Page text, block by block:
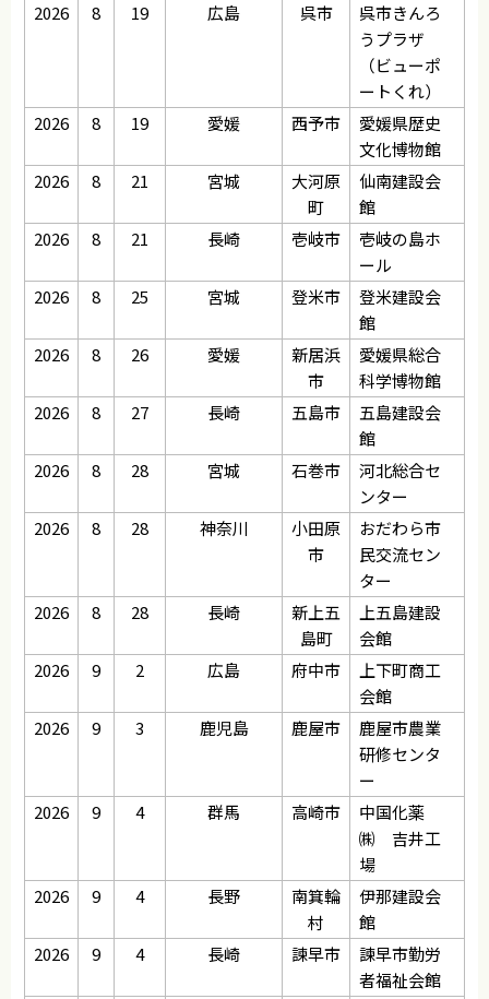
2026
8 19 広島 呉市
呉市きんろ
うプラザ
（ビューポ
ートくれ）
2026
8 19 愛媛 西予市
愛媛県歴史
文化博物館
2026
8 21 宮城
大河原
町
仙南建設会
館
2026
8 21 長崎 壱岐市
壱岐の島ホ
ール
2026
8 25 宮城 登米市
登米建設会
館
2026
8 26 愛媛
新居浜
市
愛媛県総合
科学博物館
2026
8 27 長崎 五島市
五島建設会
館
2026
8 28 宮城 石巻市
河北総合セ
ンター
2026
8 28 神奈川
小田原
市
おだわら市
民交流セン
ター
2026
8 28 長崎
新上五
島町
上五島建設
会館
2026
9 2 広島 府中市
上下町商工
会館
2026
9 3 鹿児島 鹿屋市
鹿屋市農業
研修センタ
ー
2026
9 4 群馬 高崎市
中国化薬
㈱ 吉井工
場
2026
9 4 長野
南箕輪
村
伊那建設会
館
2026
9 4 長崎 諫早市
諫早市勤労
者福祉会館